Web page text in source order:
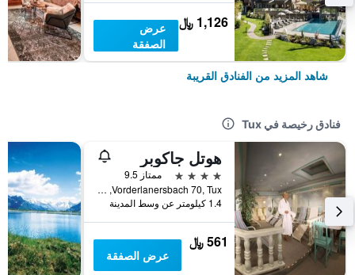
1,126 ﷼
عرض
الصفقة
شاهد المزيد من الفنادق القريبة
فنادق رخيصة في Tux
هوتل جاكوبر
4 نجوم
ممتاز 9.5
Vorderlanersbach 70, Tux, ولاية تيرول, النمسا
1.4 كيلومتر عن وسط المدينة
561 ﷼
عرض الصفقة